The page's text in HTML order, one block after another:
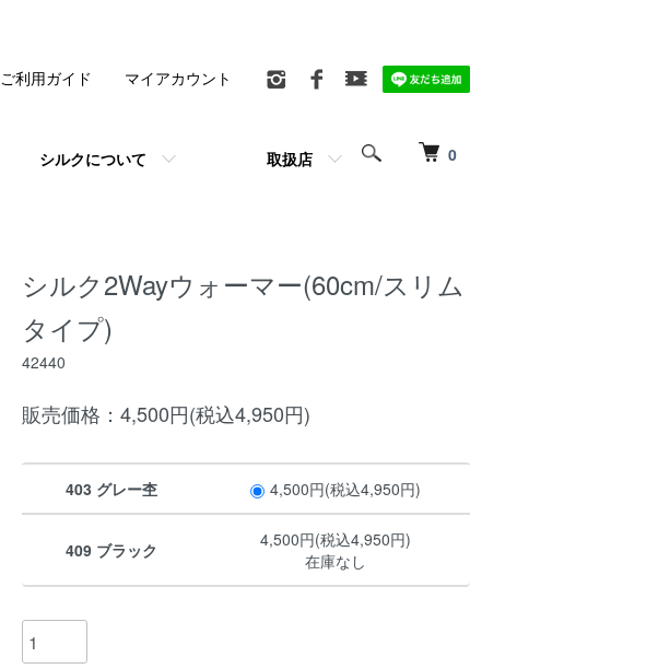
0
シルクについて 取扱店
ご利用ガイド マイアカウント
シルク2Wayウォーマー(60cm/スリム
タイプ)
42440
販売価格：4,500円(税込4,950円)
403 グレー杢 4,500円(税込4,950円)
409 ブラック
4,500円(税込4,950円)
在庫なし